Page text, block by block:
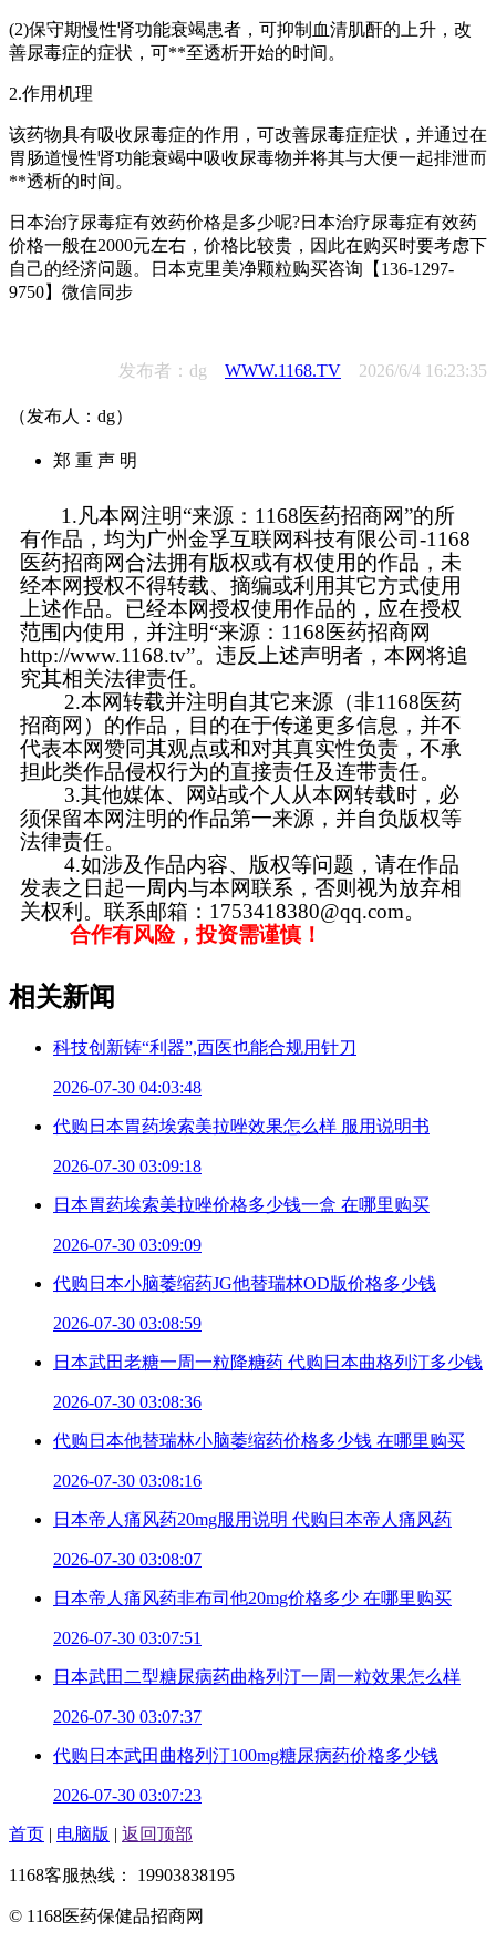
(2)保守期慢性肾功能衰竭患者，可抑制血清肌酐的上升，改
善尿毒症的症状，可**至透析开始的时间。
2.作用机理
该药物具有吸收尿毒症的作用，可改善尿毒症症状，并通过在
胃肠道慢性肾功能衰竭中吸收尿毒物并将其与大便一起排泄而
**透析的时间。
日本治疗尿毒症有效药价格是多少呢?日本治疗尿毒症有效药
价格一般在2000元左右，价格比较贵，因此在购买时要考虑下
自己的经济问题。日本克里美净颗粒购买咨询【136-1297-
9750】微信同步
发布者：dg WWW.1168.TV 2026/6/4 16:23:35
（发布人：dg）
郑 重 声 明
1.凡本网注明“来源：1168医药招商网”的所
有作品，均为广州金孚互联网科技有限公司-1168
医药招商网合法拥有版权或有权使用的作品，未
经本网授权不得转载、摘编或利用其它方式使用
上述作品。已经本网授权使用作品的，应在授权
范围内使用，并注明“来源：1168医药招商网
http://www.1168.tv”。违反上述声明者，本网将追
究其相关法律责任。
2.本网转载并注明自其它来源（非1168医药
招商网）的作品，目的在于传递更多信息，并不
代表本网赞同其观点或和对其真实性负责，不承
担此类作品侵权行为的直接责任及连带责任。
3.其他媒体、网站或个人从本网转载时，必
须保留本网注明的作品第一来源，并自负版权等
法律责任。
4.如涉及作品内容、版权等问题，请在作品
发表之日起一周内与本网联系，否则视为放弃相
关权利。联系邮箱：1753418380@qq.com。
合作有风险，投资需谨慎！
相关新闻
科技创新铸“利器”,西医也能合规用针刀
2026-07-30 04:03:48
代购日本胃药埃索美拉唑效果怎么样 服用说明书
2026-07-30 03:09:18
日本胃药埃索美拉唑价格多少钱一盒 在哪里购买
2026-07-30 03:09:09
代购日本小脑萎缩药JG他替瑞林OD版价格多少钱
2026-07-30 03:08:59
日本武田老糖一周一粒降糖药 代购日本曲格列汀多少钱
2026-07-30 03:08:36
代购日本他替瑞林小脑萎缩药价格多少钱 在哪里购买
2026-07-30 03:08:16
日本帝人痛风药20mg服用说明 代购日本帝人痛风药
2026-07-30 03:08:07
日本帝人痛风药非布司他20mg价格多少 在哪里购买
2026-07-30 03:07:51
日本武田二型糖尿病药曲格列汀一周一粒效果怎么样
2026-07-30 03:07:37
代购日本武田曲格列汀100mg糖尿病药价格多少钱
2026-07-30 03:07:23
首页 | 电脑版 | 返回顶部
1168客服热线： 19903838195
© 1168医药保健品招商网